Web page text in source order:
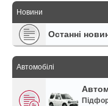
Новини
Останні
Автомобілі